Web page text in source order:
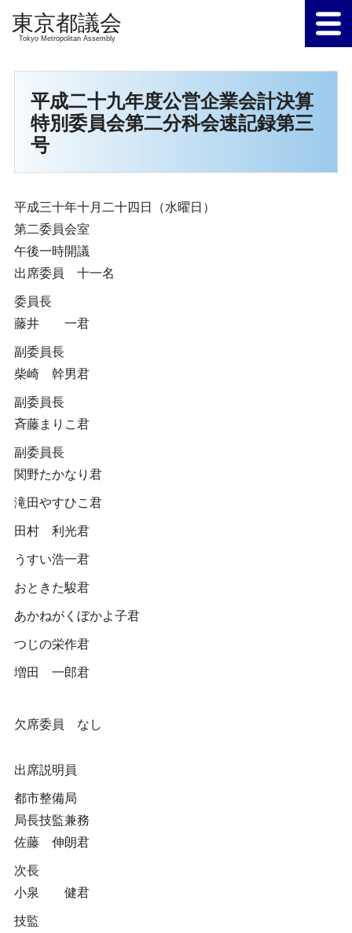
Tokyo Metropolitan Assembly
平成二十九年度公営企業会計決算
特別委員会第二分科会速記録第三
号
平成三十年十月二十四日（水曜日）
第二委員会室
午後一時開議
出席委員 十一名
委員長
藤井 一君
副委員長
柴崎 幹男君
副委員長
斉藤まりこ君
副委員長
関野たかなり君
滝田やすひこ君
田村 利光君
うすい浩一君
おときた駿君
あかねがくぼかよ子君
つじの栄作君
増田 一郎君
欠席委員 なし
出席説明員
都市整備局
局長技監兼務
佐藤 伸朗君
次長
小泉 健君
技監